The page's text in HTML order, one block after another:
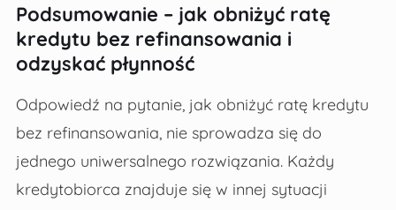
Podsumowanie – jak obniżyć ratę
kredytu bez refinansowania i
odzyskać płynność
Odpowiedź na pytanie, jak obniżyć ratę kredytu
bez refinansowania, nie sprowadza się do
jednego uniwersalnego rozwiązania. Każdy
kredytobiorca znajduje się w innej sytuacji